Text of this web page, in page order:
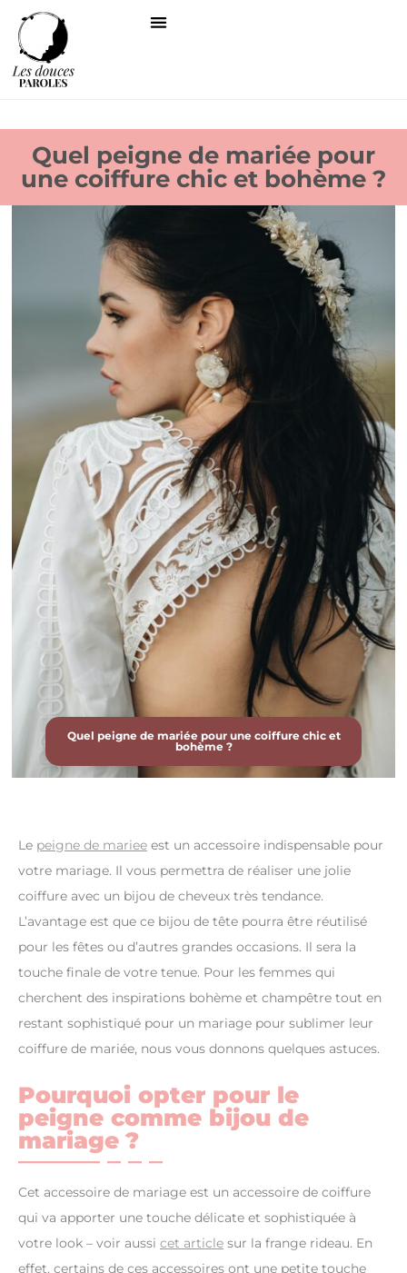
Quel peigne de mariée pour
une coiffure chic et bohème ?
Quel peigne de mariée pour une coiffure chic et
bohème ?
Le peigne de mariee est un accessoire indispensable pour
votre mariage. Il vous permettra de réaliser une jolie
coiffure avec un bijou de cheveux très tendance.
L’avantage est que ce bijou de tête pourra être réutilisé
pour les fêtes ou d’autres grandes occasions. Il sera la
touche finale de votre tenue. Pour les femmes qui
cherchent des inspirations bohème et champêtre tout en
restant sophistiqué pour un mariage pour sublimer leur
coiffure de mariée, nous vous donnons quelques astuces.
Pourquoi opter pour le
peigne comme bijou de
mariage ?
Cet accessoire de mariage est un accessoire de coiffure
qui va apporter une touche délicate et sophistiquée à
votre look – voir aussi cet article sur la frange rideau. En
effet, certains de ces accessoires ont une petite touche